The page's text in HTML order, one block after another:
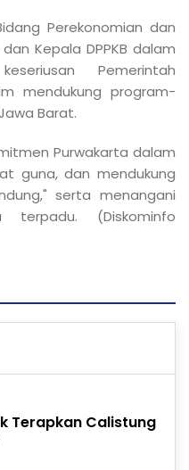
Perekonomian dan
Kepala DPPKB dalam
Pemerintah
mendukung program-
Barat.
Purwakarta dalam
guna, dan mendukung
serta menangani
(Diskominfo
Terapkan Calistung